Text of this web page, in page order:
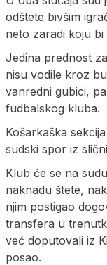
odštete bivšim
neto zaradi koju
Jedina prednost
nisu vodile kroz
vanredni gubici,
fudbalskog kluba.
Košarkaška
sudski spor iz
Klub će se na
naknadu štete,
njim postigao
transfera u
već doputovali iz
posao.